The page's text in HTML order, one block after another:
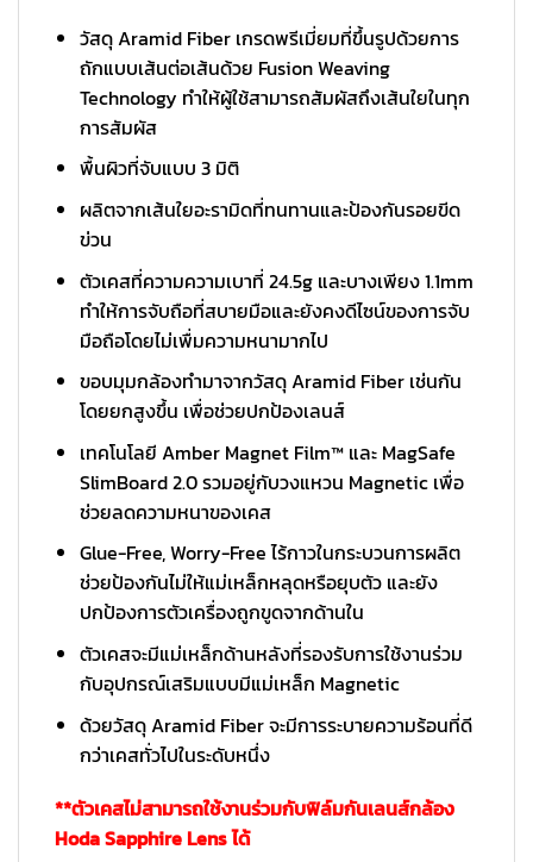
วัสดุ Aramid Fiber เกรดพรีเมี่ยมที่ขึ้นรูปด้วยการ
ถักแบบเส้นต่อเส้นด้วย Fusion Weaving
Technology ทำให้ผู้ใช้สามารถสัมผัสถึงเส้นใยในทุก
การสัมผัส
พื้นผิวที่จับแบบ 3 มิติ
ผลิตจากเส้นใยอะรามิดที่ทนทานและป้องกันรอยขีด
ข่วน
ตัวเคสที่ความความเบาที่ 24.5g และบางเพียง 1.1mm
ทำให้การจับถือที่สบายมือและยังคงดีไซน์ของการจับ
มือถือโดยไม่เพื่มความหนามากไป
ขอบมุมกล้องทำมาจากวัสดุ Aramid Fiber เช่นกัน
โดยยกสูงขึ้น เพื่อช่วยปกป้องเลนส์
เทคโนโลยี Amber Magnet Film™ และ MagSafe
SlimBoard 2.0 รวมอยู่กับวงแหวน Magnetic เพื่อ
ช่วยลดความหนาของเคส
Glue-Free, Worry-Free ไร้กาวในกระบวนการผลิต
ช่วยป้องกันไม่ให้แม่เหล็กหลุดหรือยุบตัว และยัง
ปกป้องการตัวเครื่องถูกขูดจากด้านใน
ตัวเคสจะมีแม่เหล็กด้านหลังที่รองรับการใช้งานร่วม
กับอุปกรณ์เสริมแบบมีแม่เหล็ก Magnetic
ด้วยวัสดุ Aramid Fiber จะมีการระบายความร้อนที่ดี
กว่าเคสทั่วไปในระดับหนึ่ง
**ตัวเคสไม่สามารถใช้งานร่วมกับฟิล์มกันเลนส์กล้อง
Hoda Sapphire Lens ได้